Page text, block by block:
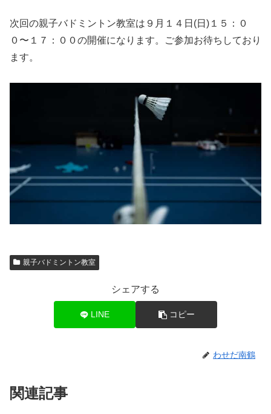
次回の親子バドミントン教室は９月１４日(日)１５：０
０〜１７：００の開催になります。ご参加お待ちしており
ます。
親子バドミントン教室
シェアする
LINE コピー
わせだ南鶴
関連記事